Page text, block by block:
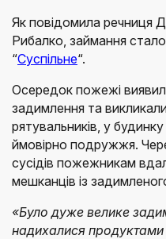
Як повідомила речниця
Рибалко, займання
“Суспільне“.
Осередок пожежі
задимлення та
рятувальників, у
ймовірно подружжя.
сусідів пожежникам
мешканців із
«Було дуже велике
надихалися